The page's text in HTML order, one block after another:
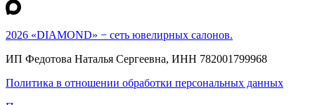
2026 «DIAMOND» − сеть ювелирных салонов.
ИП Федотова Наталья Сергеевна, ИНН 782001799968
Политика в отношении обработки персональных данных